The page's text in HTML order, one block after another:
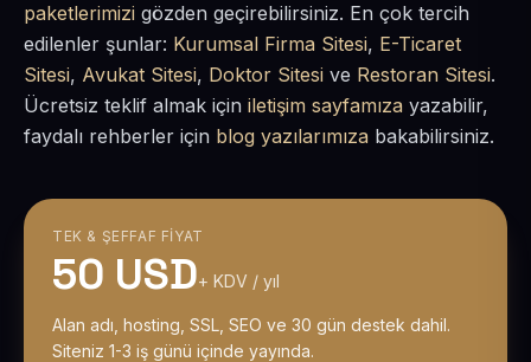
paketlerimizi gözden geçirebilirsiniz. En çok tercih
edilenler şunlar: Kurumsal Firma Sitesi, E-Ticaret
Sitesi, Avukat Sitesi, Doktor Sitesi ve Restoran Sitesi.
Ücretsiz teklif almak için iletişim sayfamıza yazabilir,
faydalı rehberler için blog yazılarımıza bakabilirsiniz.
TEK & ŞEFFAF FIYAT
50 USD+ KDV / yıl
Alan adı, hosting, SSL, SEO ve 30 gün destek dahil.
Siteniz 1-3 iş günü içinde yayında.